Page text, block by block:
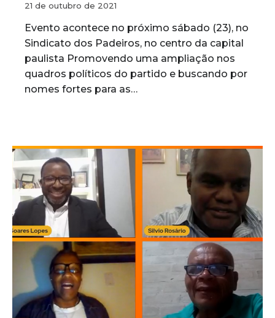
21 de outubro de 2021
Evento acontece no próximo sábado (23), no
Sindicato dos Padeiros, no centro da capital
paulista Promovendo uma ampliação nos
quadros políticos do partido e buscando por
nomes fortes para as…